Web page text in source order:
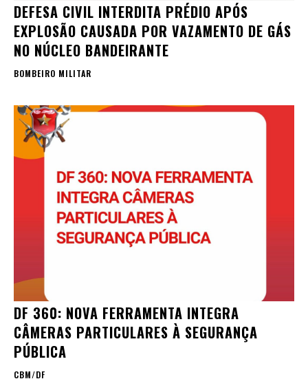
DEFESA CIVIL INTERDITA PRÉDIO APÓS
EXPLOSÃO CAUSADA POR VAZAMENTO DE GÁS
NO NÚCLEO BANDEIRANTE
BOMBEIRO MILITAR
DF 360: NOVA FERRAMENTA INTEGRA
CÂMERAS PARTICULARES À SEGURANÇA
PÚBLICA
CBM/DF